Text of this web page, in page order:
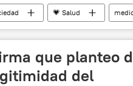
💗 Salud
naturaleza beneficios
que planteo
del